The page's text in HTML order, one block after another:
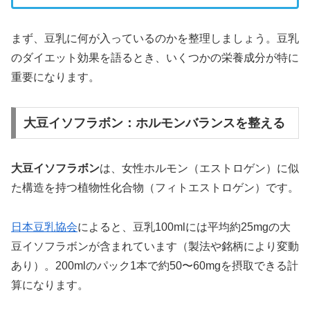
まず、豆乳に何が入っているのかを整理しましょう。豆乳
のダイエット効果を語るとき、いくつかの栄養成分が特に
重要になります。
大豆イソフラボン：ホルモンバランスを整える
大豆イソフラボンは、女性ホルモン（エストロゲン）に似
た構造を持つ植物性化合物（フィトエストロゲン）です。
日本豆乳協会によると、豆乳100mlには平均約25mgの大
豆イソフラボンが含まれています（製法や銘柄により変動
あり）。200mlのパック1本で約50〜60mgを摂取できる計
算になります。